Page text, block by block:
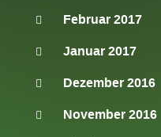
Februar 2017
Januar 2017
Dezember 2016
November 2016